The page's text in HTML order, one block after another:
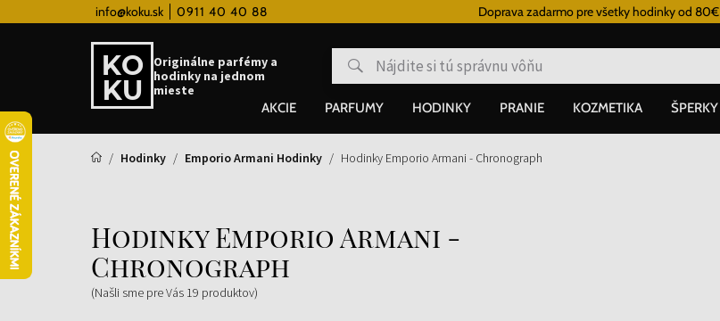
info@koku.sk 0911 40 40 88Vernostný systém Doprava zadarmo pre všetky hodinky od 80€
Originálne parfémy a
hodinky na jednom
mieste
AKCIE PARFUMY HODINKY PRANIE KOZMETIKA ŠPERKY
Hodinky Emporio Armani Hodinky Hodinky Emporio Armani - Chronograph
Hodinky Emporio Armani -
Chronograph
(Našli sme pre Vás 19 produktov)